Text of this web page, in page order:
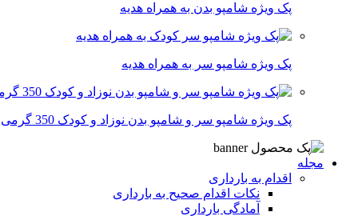
پک ویژه شامپو بدن به همراه هدیه
پک ویژه شامپو سر به همراه هدیه
پک ویژه شامپو سر و شامپو بدن نوزاد و کودک 350 گرمی
مجله
اقدام به بارداری
نکات اقدام صحیح به بارداری
آمادگی بارداری